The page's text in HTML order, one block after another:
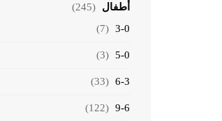
أطفال
(245)
3-0
(7)
5-0
(3)
6-3
(33)
9-6
(122)